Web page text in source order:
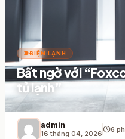
label_importantĐIỆN LẠNH
Bất ngờ với
tủ lạnh”
admin
16 tháng 04, 2026schedule6